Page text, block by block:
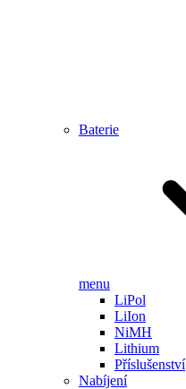
Baterie
menu
LiPol
LiIon
NiMH
Lithium
Příslušenství
Nabíjení